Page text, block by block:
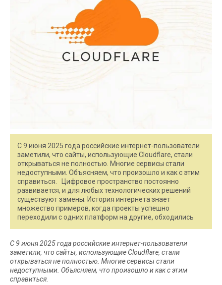
С 9 июня 2025 года российские интернет-пользователи
заметили, что сайты, использующие Cloudflare, стали
открываться не полностью. Многие сервисы стали
недоступными. Объясняем, что произошло и как с этим
справиться. Цифровое пространство постоянно
развивается, и для любых технологических решений
существуют замены. История интернета знает
множество примеров, когда проекты успешно
переходили с одних платформ на другие, обходились
С 9 июня 2025 года российские интернет-пользователи
заметили, что сайты, использующие Cloudflare, стали
открываться не полностью. Многие сервисы стали
недоступными. Объясняем, что произошло и как с этим
справиться.